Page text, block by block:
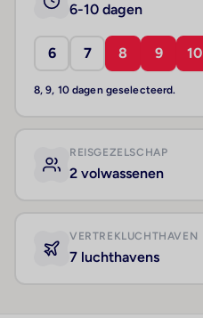
6-10 dagen
6 7 8 9 10
8, 9, 10 dagen geselecteerd.
REISGEZELSCHAP
2 volwassenen
VERTREKLUCHTHAVEN
7 luchthavens